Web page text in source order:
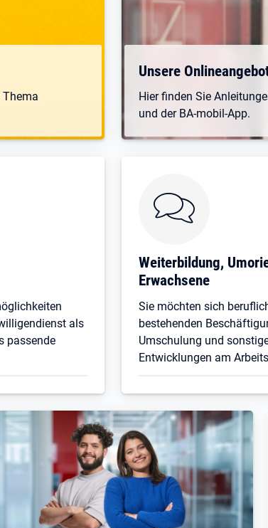
Öffnet in neuem Tab
Unsere
Hier finden Sie
und der BA-mobil-App.
als
passende
Weiterbildung,
Erwachsene
Sie möchten sich
bestehenden
Umschulung und
Entwicklungen am